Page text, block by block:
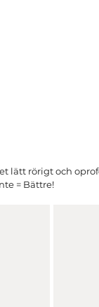
lätt rörigt och
= Bättre!